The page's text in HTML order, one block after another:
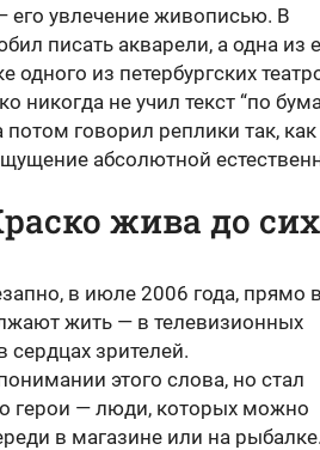
его увлечение живописью. В
писать акварели, а одна из
одного из петербургских
не учил текст “по
говорил реплики так, как
абсолютной
жива до сих
в июле 2006 года, прямо
жить — в телевизионных
сердцах зрителей.
этого слова, но стал
герои — люди, которых можно
в магазине или на рыбалке.